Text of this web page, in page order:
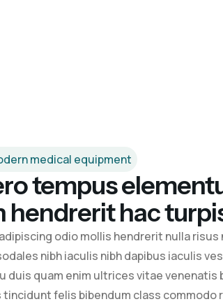
medical equipment
tempus
hendrerit hac
odio mollis hendrerit nulla
nibh iaculis nibh dapibus iaculis
duis quam enim ultrices vitae venenatis
felis bibendum class commodo